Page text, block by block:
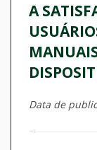
A
Data de